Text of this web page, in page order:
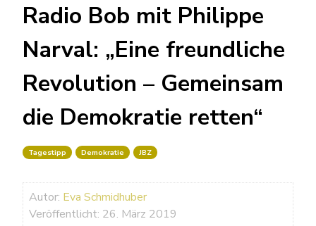
Radio Bob mit Philippe
Narval: „Eine freundliche
Revolution – Gemeinsam
die Demokratie retten“
Tagestipp Demokratie JBZ
Autor: Eva Schmidhuber
Veröffentlicht: 26. März 2019